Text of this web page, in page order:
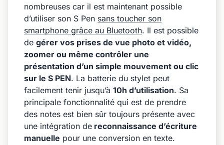
nombreuses car il est maintenant possible
d’utiliser son S Pen sans toucher son
smartphone grâce au Bluetooth. Il est possible
de gérer vos prises de vue photo et vidéo,
zoomer ou même contrôler une
présentation d’un simple mouvement ou clic
sur le S PEN. La batterie du stylet peut
facilement tenir jusqu’à 10h d’utilisation. Sa
principale fonctionnalité qui est de prendre
des notes est bien sûr toujours présente avec
une intégration de reconnaissance d’écriture
manuelle pour une conversion en texte.